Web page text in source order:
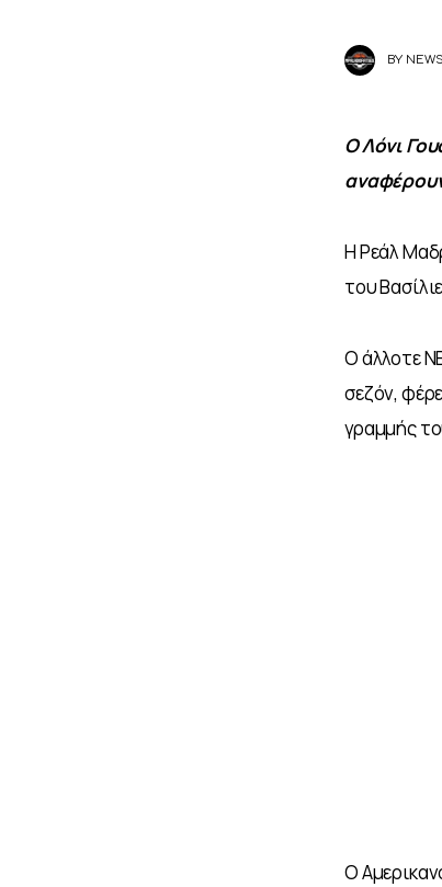
BY
Ο Λόνι
Η Ρεάλ
του
Ο άλλοτε
σεζόν,
γραμμής
Ο